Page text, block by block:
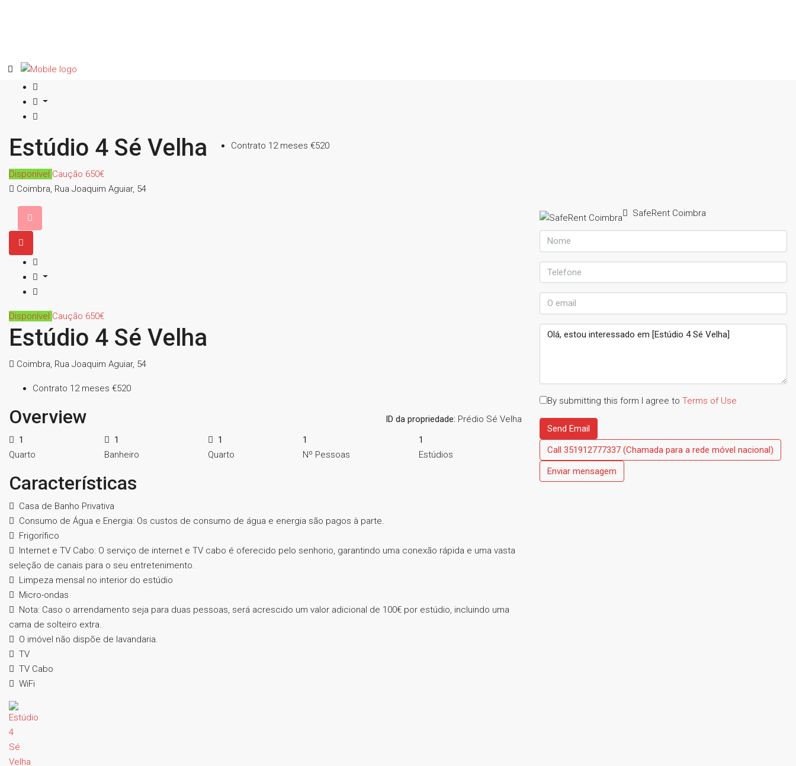
Estúdio 4 Sé Velha Contrato 12 meses €520
Disponível Caução 650€
Coimbra, Rua Joaquim Aguiar, 54
Disponível Caução 650€
Estúdio 4 Sé Velha
Coimbra, Rua Joaquim Aguiar, 54
Contrato 12 meses €520
Overview ID da propriedade: Prédio Sé Velha
1
Quarto
1
Banheiro
1
Quarto
1
Nº Pessoas
1
Estúdios
Características
Casa de Banho Privativa
Consumo de Água e Energia: Os custos de consumo de água e energia são pagos à parte.
Frigorífico
Internet e TV Cabo: O serviço de internet e TV cabo é oferecido pelo senhorio, garantindo uma conexão rápida e uma vasta
seleção de canais para o seu entretenimento.
Limpeza mensal no interior do estúdio
Micro-ondas
Nota: Caso o arrendamento seja para duas pessoas, será acrescido um valor adicional de 100€ por estúdio, incluindo uma
cama de solteiro extra.
O imóvel não dispõe de lavandaria.
TV
TV Cabo
WiFi
SafeRent Coimbra
By submitting this form I agree to Terms of Use
Send Email
Call 351912777337 (Chamada para a rede móvel nacional)
Enviar mensagem